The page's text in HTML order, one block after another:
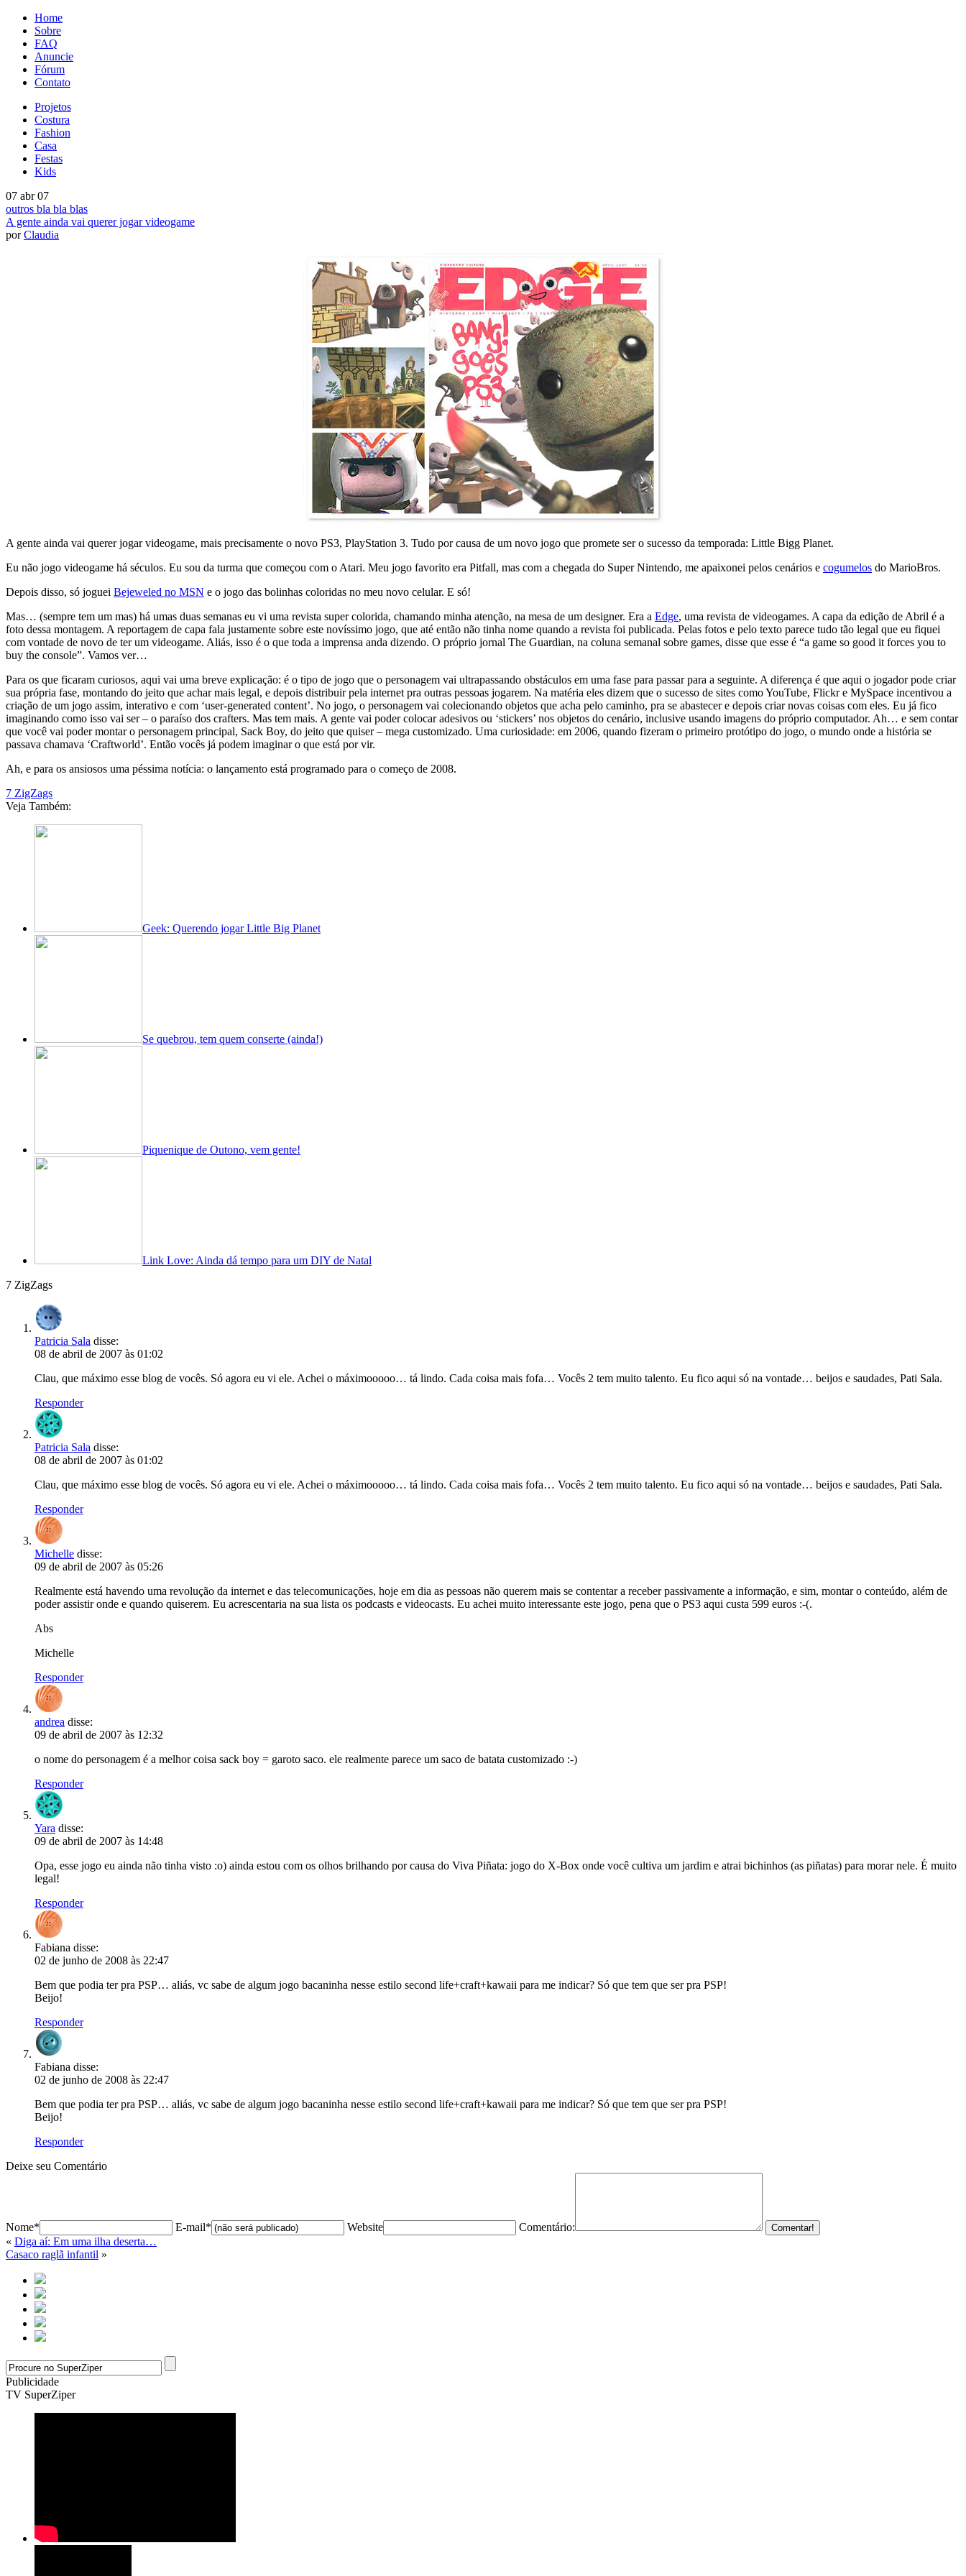
Home
Sobre
FAQ
Anuncie
Fórum
Contato
Projetos
Costura
Fashion
Casa
Festas
Kids
07 abr 07
outros bla bla blas
A gente ainda vai querer jogar videogame
porClaudia
A gente ainda vai querer jogar videogame, mais precisamente o novo PS3, PlayStation 3. Tudo por causa de um novo jogo que promete ser o sucesso da temporada: Little Bigg Planet.
Eu não jogo videogame há séculos. Eu sou da turma que começou com o Atari. Meu jogo favorito era Pitfall, mas com a chegada do Super Nintendo, me apaixonei pelos cenários e cogumelos do MarioBros.
Depois disso, só joguei Bejeweled no MSN e o jogo das bolinhas coloridas no meu novo celular. E só!
Mas… (sempre tem um mas) há umas duas semanas eu vi uma revista super colorida, chamando minha atenção, na mesa de um designer. Era a Edge, uma revista de videogames. A capa da edição de Abril é a
foto dessa montagem. A reportagem de capa fala justamente sobre este novíssimo jogo, que até então não tinha nome quando a revista foi publicada. Pelas fotos e pelo texto parece tudo tão legal que eu fiquei
com vontade de novo de ter um videogame. Aliás, isso é o que toda a imprensa anda dizendo. O próprio jornal The Guardian, na coluna semanal sobre games, disse que esse é “a game so good it forces you to
buy the console”. Vamos ver…
Para os que ficaram curiosos, aqui vai uma breve explicação: é o tipo de jogo que o personagem vai ultrapassando obstáculos em uma fase para passar para a seguinte. A diferença é que aqui o jogador pode criar
sua própria fase, montando do jeito que achar mais legal, e depois distribuir pela internet pra outras pessoas jogarem. Na matéria eles dizem que o sucesso de sites como YouTube, Flickr e MySpace incentivou a
criação de um jogo assim, interativo e com ‘user-generated content’. No jogo, o personagem vai colecionando objetos que acha pelo caminho, pra se abastecer e depois criar novas coisas com eles. Eu já fico
imaginando como isso vai ser – o paraíso dos crafters. Mas tem mais. A gente vai poder colocar adesivos ou ‘stickers’ nos objetos do cenário, inclusive usando imagens do próprio computador. Ah… e sem contar
que você vai poder montar o personagem principal, Sack Boy, do jeito que quiser – mega customizado. Uma curiosidade: em 2006, quando fizeram o primeiro protótipo do jogo, o mundo onde a história se
passava chamava ‘Craftworld’. Então vocês já podem imaginar o que está por vir.
Ah, e para os ansiosos uma péssima notícia: o lançamento está programado para o começo de 2008.
7 ZigZags
Veja Também:
Geek: Querendo jogar Little Big Planet
Se quebrou, tem quem conserte (ainda!)
Piquenique de Outono, vem gente!
Link Love: Ainda dá tempo para um DIY de Natal
7 ZigZags
Patricia Sala disse:
08 de abril de 2007 às 01:02
Clau, que máximo esse blog de vocês. Só agora eu vi ele. Achei o máximooooo… tá lindo. Cada coisa mais fofa… Vocês 2 tem muito talento. Eu fico aqui só na vontade… beijos e saudades, Pati Sala.
Responder
Patricia Sala disse:
08 de abril de 2007 às 01:02
Clau, que máximo esse blog de vocês. Só agora eu vi ele. Achei o máximooooo… tá lindo. Cada coisa mais fofa… Vocês 2 tem muito talento. Eu fico aqui só na vontade… beijos e saudades, Pati Sala.
Responder
Michelle disse:
09 de abril de 2007 às 05:26
Realmente está havendo uma revolução da internet e das telecomunicações, hoje em dia as pessoas não querem mais se contentar a receber passivamente a informação, e sim, montar o conteúdo, além de
poder assistir onde e quando quiserem. Eu acrescentaria na sua lista os podcasts e videocasts. Eu achei muito interessante este jogo, pena que o PS3 aqui custa 599 euros :-(.
Abs
Michelle
Responder
andrea disse:
09 de abril de 2007 às 12:32
o nome do personagem é a melhor coisa sack boy = garoto saco. ele realmente parece um saco de batata customizado :-)
Responder
Yara disse:
09 de abril de 2007 às 14:48
Opa, esse jogo eu ainda não tinha visto :o) ainda estou com os olhos brilhando por causa do Viva Piñata: jogo do X-Box onde você cultiva um jardim e atrai bichinhos (as piñatas) para morar nele. É muito
legal!
Responder
Fabiana disse:
02 de junho de 2008 às 22:47
Bem que podia ter pra PSP… aliás, vc sabe de algum jogo bacaninha nesse estilo second life+craft+kawaii para me indicar? Só que tem que ser pra PSP!
Beijo!
Responder
Fabiana disse:
02 de junho de 2008 às 22:47
Bem que podia ter pra PSP… aliás, vc sabe de algum jogo bacaninha nesse estilo second life+craft+kawaii para me indicar? Só que tem que ser pra PSP!
Beijo!
Responder
Deixe seu Comentário
Nome* E-mail* Website
Comentário:
« Diga aí: Em uma ilha deserta…
Casaco raglã infantil »
Publicidade
TV SuperZiper